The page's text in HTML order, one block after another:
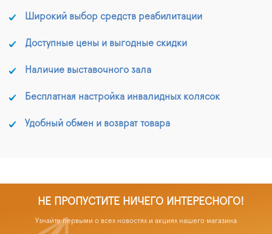
Широкий выбор средств реабилитации
Доступные цены и выгодные скидки
Наличие выставочного зала
Бесплатная настройка инвалидных колясок
Удобный обмен и возврат товара
НЕ ПРОПУСТИТЕ НИЧЕГО ИНТЕРЕСНОГО!
Узнайте первыми о всех новостях и акциях нашего магазина